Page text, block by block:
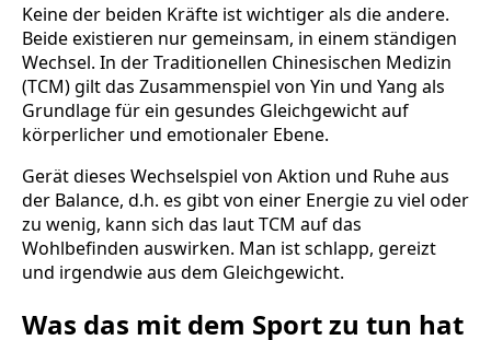
Keine der beiden Kräfte ist wichtiger als die andere.
Beide existieren nur gemeinsam, in einem ständigen
Wechsel. In der Traditionellen Chinesischen Medizin
(TCM) gilt das Zusammenspiel von Yin und Yang als
Grundlage für ein gesundes Gleichgewicht auf
körperlicher und emotionaler Ebene.
Gerät dieses Wechselspiel von Aktion und Ruhe aus
der Balance, d.h. es gibt von einer Energie zu viel oder
zu wenig, kann sich das laut TCM auf das
Wohlbefinden auswirken. Man ist schlapp, gereizt
und irgendwie aus dem Gleichgewicht.
Was das mit dem Sport zu tun hat